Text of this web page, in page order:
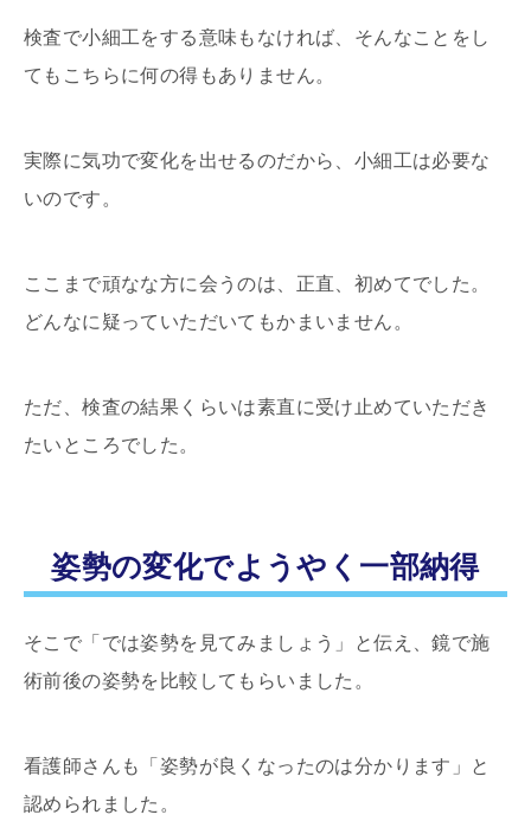
検査で小細工をする意味もなければ、そんなことをし
てもこちらに何の得もありません。
実際に気功で変化を出せるのだから、小細工は必要な
いのです。
ここまで頑なな方に会うのは、正直、初めてでした。
どんなに疑っていただいてもかまいません。
ただ、検査の結果くらいは素直に受け止めていただき
たいところでした。
姿勢の変化でようやく一部納得
そこで「では姿勢を見てみましょう」と伝え、鏡で施
術前後の姿勢を比較してもらいました。
看護師さんも「姿勢が良くなったのは分かります」と
認められました。